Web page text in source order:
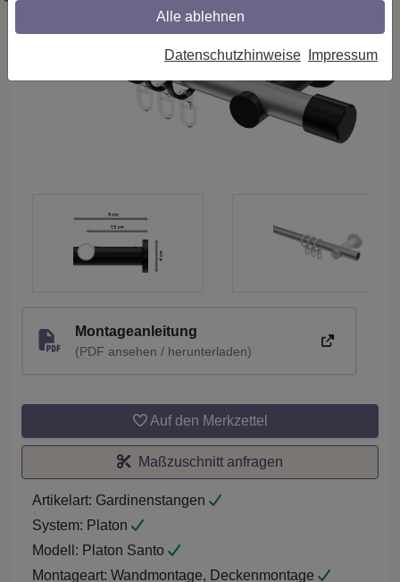
Montageanleitung
(PDF ansehen / herunterladen)
Auf den Merkzettel
Maßzuschnitt anfragen
Artikelart: Gardinenstangen
System: Platon
Modell: Platon Santo
Montageart: Wandmontage, Deckenmontage
Alle ablehnen
Datenschutzhinweise Impressum